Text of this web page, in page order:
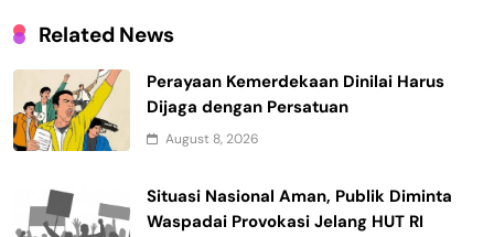
Related News
Perayaan Kemerdekaan Dinilai Harus
Dijaga dengan Persatuan
August 8, 2026
Situasi Nasional Aman, Publik Diminta
Waspadai Provokasi Jelang HUT RI